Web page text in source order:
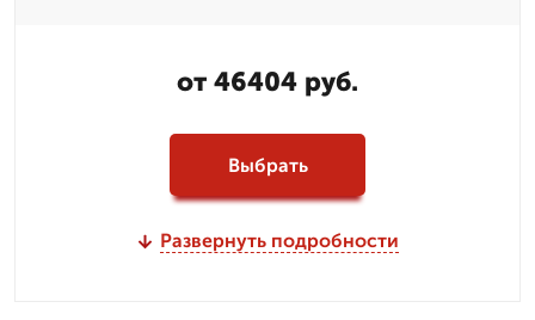
от 46404 руб.
Выбрать
Развернуть подробности